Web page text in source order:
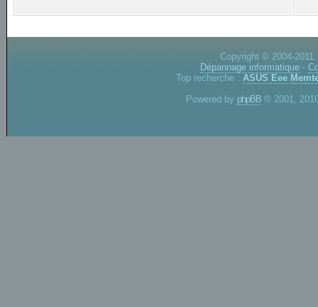
Copyright © 2004-
Dépannage informatique -
Top recherche : ASUS Eee
Powered by phpBB © 2001,